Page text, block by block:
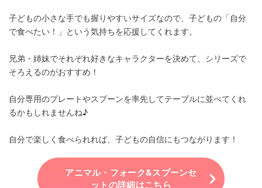
子どもの小さな手でも握りやすいサイズなので、子どもの「自分
で食べたい！」という気持ちを応援してくれます。
兄弟・姉妹でそれぞれ好きなキャラクターを決めて、シリーズで
そろえるのがおすすめ！
自分専用のプレートやスプーンを率先してテーブルに並べてくれ
るかもしれませんね♪
自分で楽しく食べられれば、子どもの自信にもつながります！
アニマル・フォーク&スプーンセ
ットの詳細はこちら